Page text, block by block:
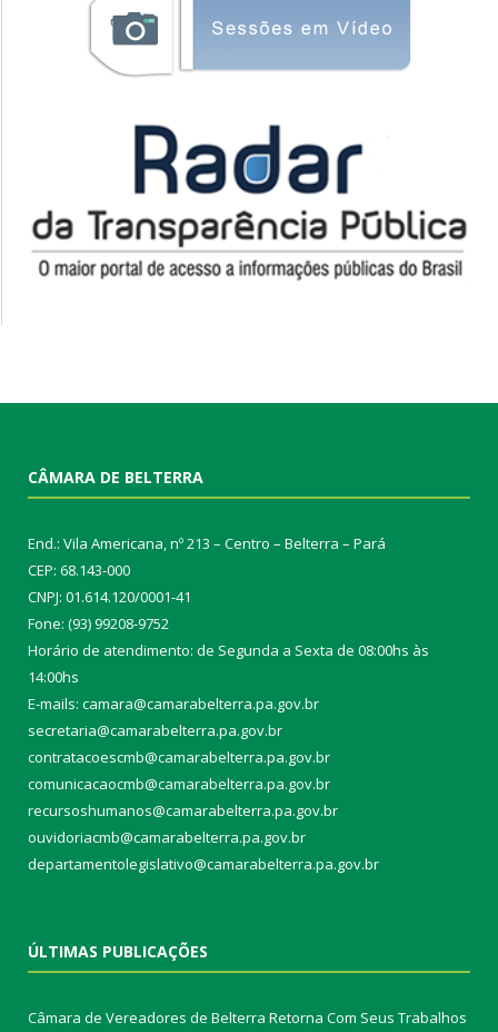
CÂMARA DE BELTERRA
End.: Vila Americana, nº 213 – Centro – Belterra – Pará
CEP: 68.143-000
CNPJ: 01.614.120/0001-41
Fone: (93) 99208-9752
Horário de atendimento: de Segunda a Sexta de 08:00hs às
14:00hs
E-mails: camara@camarabelterra.pa.gov.br
secretaria@camarabelterra.pa.gov.br
contratacoescmb@camarabelterra.pa.gov.br
comunicacaocmb@camarabelterra.pa.gov.br
recursoshumanos@camarabelterra.pa.gov.br
ouvidoriacmb@camarabelterra.pa.gov.br
departamentolegislativo@camarabelterra.pa.gov.br
ÚLTIMAS PUBLICAÇÕES
Câmara de Vereadores de Belterra Retorna Com Seus Trabalhos